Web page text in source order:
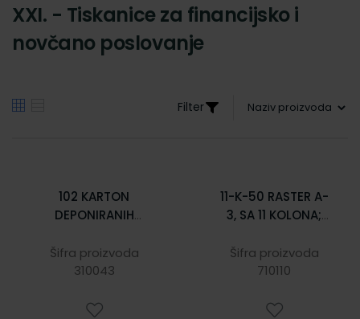
XXI. - Tiskanice za financijsko i
novčano poslovanje
Filter
102 KARTON
DEPONIRANIH
14,5 x 21 cm
Šifra proizvoda
310043
11-K-50 RASTER A-
3, SA 11 KOLONA;
x 29,7 cm
Šifra proizvoda
710110